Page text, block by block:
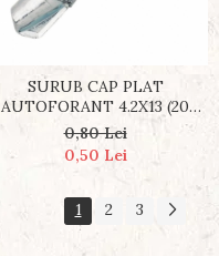
SURUB CAP PLAT
AUTOFORANT 4.2X13 (20
BUC)
0,80 Lei
0,50 Lei
1 2 3